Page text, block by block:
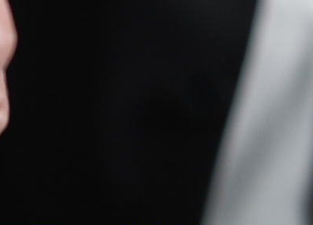
een verkoopgesprek te voeren volgens de SPIN-
en bestaat uit één of meer dagdelen
waarbij een Senior Sales manager
Meer weten?